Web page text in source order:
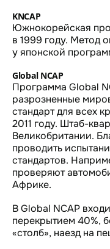
KNCAP
Южнокорейская
в 1999 году. Метод
у японской
Global NCAP
Программа Global
разрозненные
стандарт для всех
2011 году. Штаб-
Великобритании.
проводить
стандартов.
проверяют
Африке.
В Global NCAP
перекрытием 40%,
«столб», наезд на